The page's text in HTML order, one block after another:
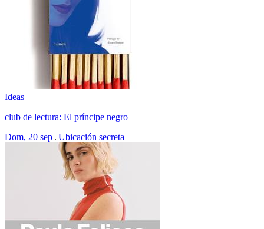
Ideas
club de lectura: El príncipe negro
Dom, 20 sep Ubicación secreta